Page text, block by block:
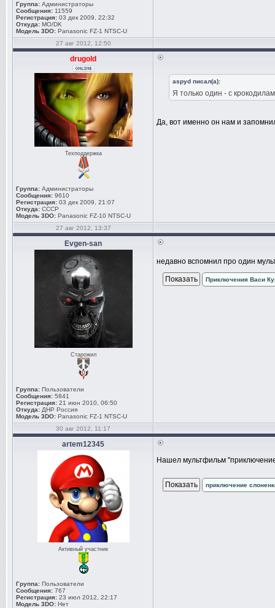
Группа: Администраторы
Сообщения: 11559
Регистрация: 03 дек 2009, 22:32
Откуда: MO/DK
Модель 3DO: Panasonic FZ-1 NTSC-U
27 авг 2012, 12:50
drugold
Техподдержка
Группа: Администраторы
Сообщения: 9610
Регистрация: 03 дек 2009, 21:07
Откуда: СССР
Модель 3DO: Panasonic FZ-10 NTSC-U
aspyd писал(а):
Я только один - с
Да, вот именно он нам и
27 авг 2012, 13:37
Evgen-san
Старожил
Группа: Пользователи
Сообщения: 5841
Регистрация: 21 июн 2010, 06:50
Откуда: ДНР Россия
Модель 3DO: Panasonic FZ-1 NTSC-U
недавно вспомнил про один
Приключения Васи
30 авг 2012, 11:17
artem12345
Активный участник
Группа: Пользователи
Сообщения: 767
Регистрация: 23 июл 2012, 22:17
Модель 3DO: Нет
Нашел мультфильм
приключение